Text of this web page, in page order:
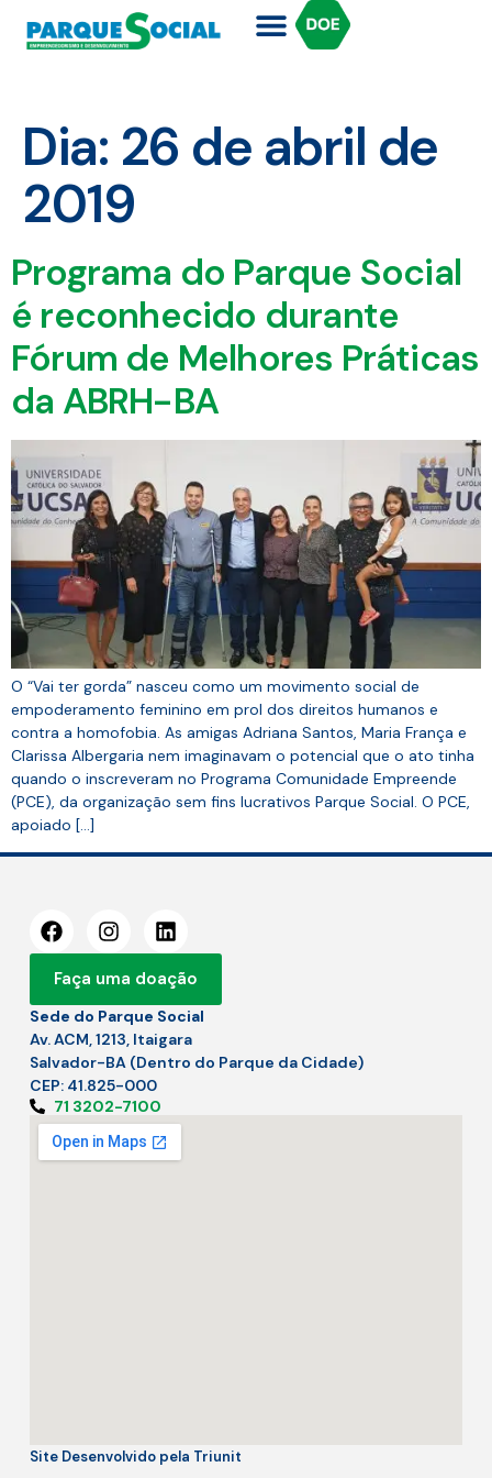
Dia: 26 de abril de
2019
Programa do Parque Social
é reconhecido durante
Fórum de Melhores Práticas
da ABRH-BA
O “Vai ter gorda” nasceu como um movimento social de
empoderamento feminino em prol dos direitos humanos e
contra a homofobia. As amigas Adriana Santos, Maria França e
Clarissa Albergaria nem imaginavam o potencial que o ato tinha
quando o inscreveram no Programa Comunidade Empreende
(PCE), da organização sem fins lucrativos Parque Social. O PCE,
apoiado […]
Faça uma doação
Sede do Parque Social
Av. ACM, 1213, Itaigara
Salvador-BA (Dentro do Parque da Cidade)
CEP: 41.825-000
71 3202-7100
Site Desenvolvido pela Triunit